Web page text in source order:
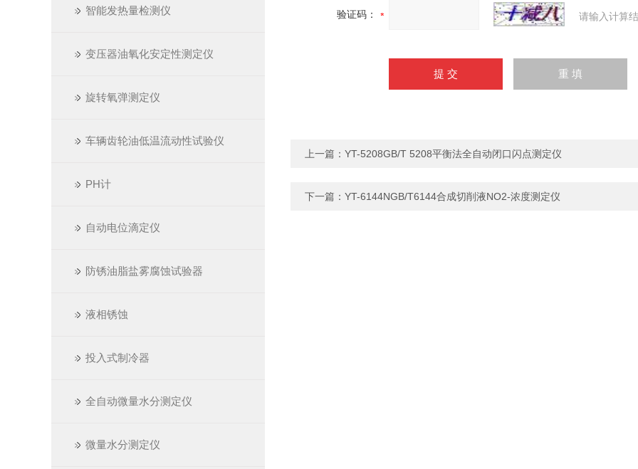
智能发热量检测仪
变压器油氧化安定性测定仪
旋转氧弹测定仪
车辆齿轮油低温流动性试验仪
PH计
自动电位滴定仪
防锈油脂盐雾腐蚀试验器
液相锈蚀
投入式制冷器
全自动微量水分测定仪
微量水分测定仪
验证码： 请输入计算
上一篇： YT-5208GB/T 5208平衡法全自动闭口闪点测定仪
下一篇： YT-6144NGB/T6144合成切削液NO2-浓度测定仪